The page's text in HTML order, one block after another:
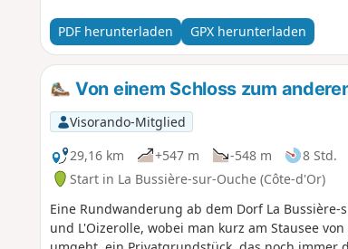
PDF herunterladen GPX herunterladen
Von einem Schloss zum
Visorando-Mitglied
29,16 km
+547 m -548 m 8 Std.
Start in La Bussière-sur-Ouche (Côte-d'Or)
Eine Rundwanderung ab dem Dorf La
und L'Oizerolle, wobei man kurz am Stausee